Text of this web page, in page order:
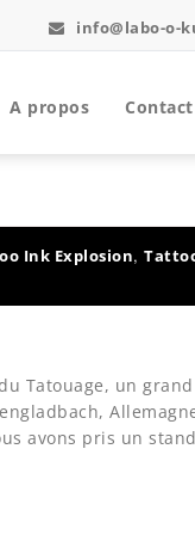
info@labo-o-
A propos
Ink Explosion,
Tatouage, un
avons pris un